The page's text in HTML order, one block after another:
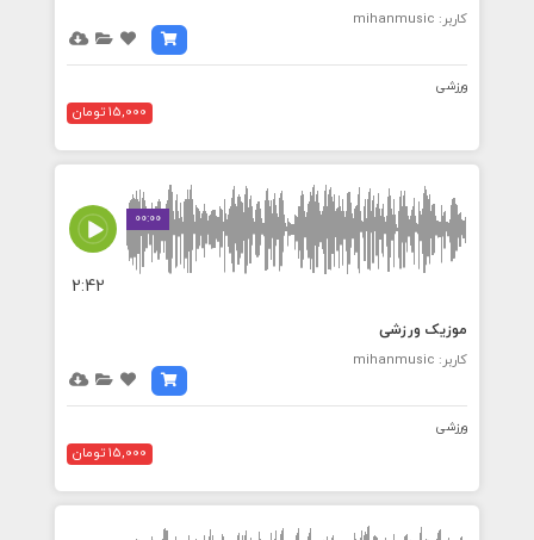
کاربر: mihanmusic
ورزشی
15,000 تومان
00:00
2:42
موزیک ورزشی
کاربر: mihanmusic
ورزشی
15,000 تومان